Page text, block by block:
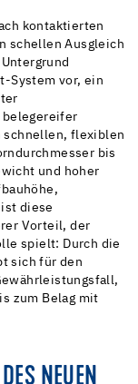
kontaktierten
schellen Ausgleich
System vor, ein
schnellen, flexiblen
bis
und hoher
diese
Vorteil, der
spielt: Durch die
sich für den
zum Belag mit
NEUEN